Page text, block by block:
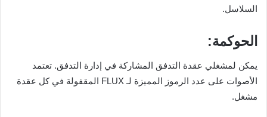
السلاسل.
الحوكمة:
يمكن لمشغلي عقدة التدفق المشاركة في إدارة التدفق. تعتمد
الأصوات على عدد الرموز المميزة لـ FLUX المقفولة في كل عقدة
مشغل.